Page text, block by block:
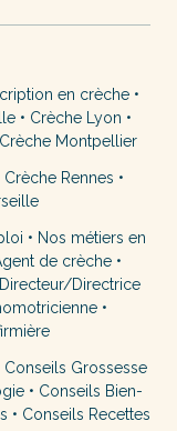
en crèche•
• Crèche Lyon •
Crèche Montpellier
Crèche Rennes •
• Nos métiers en
de crèche•
Directeur/Directrice
•
Conseils Grossesse
• Conseils Bien-
• Conseils Recettes